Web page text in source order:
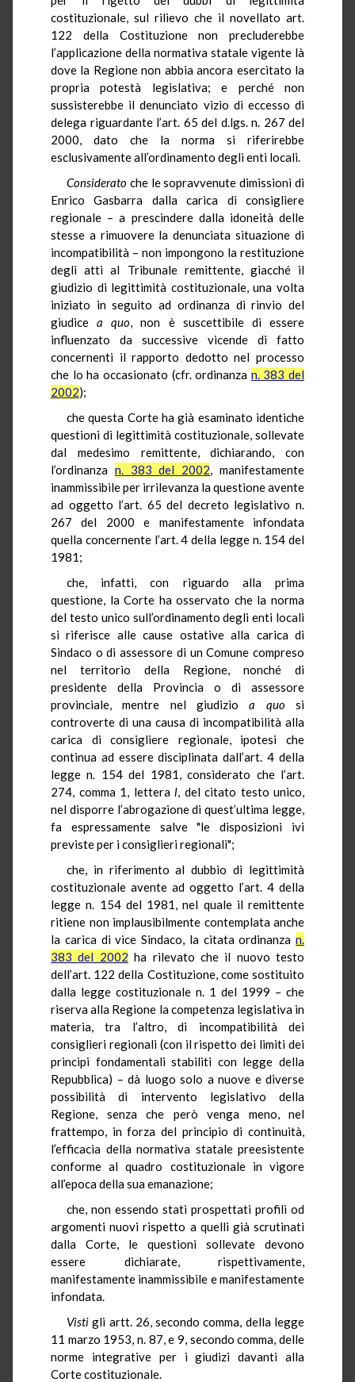
costituzionale, sul rilievo che il novellato art.
122 della Costituzione non precluderebbe
l’applicazione della normativa statale vigente là
dove la Regione non abbia ancora esercitato la
propria potestà legislativa; e perché non
sussisterebbe il denunciato vizio di eccesso di
delega riguardante l’art. 65 del d.lgs. n. 267 del
2000, dato che la norma si riferirebbe
esclusivamente all’ordinamento degli enti locali.
Considerato che le sopravvenute dimissioni di
Enrico Gasbarra dalla carica di consigliere
regionale – a prescindere dalla idoneità delle
stesse a rimuovere la denunciata situazione di
incompatibilità – non impongono la restituzione
degli atti al Tribunale remittente, giacché il
giudizio di legittimità costituzionale, una volta
iniziato in seguito ad ordinanza di rinvio del
giudicea quo, non è suscettibile di essere
influenzato da successive vicende di fatto
concernenti il rapporto dedotto nel processo
che lo ha occasionato (cfr. ordinanza n. 383 del
2002);
che questa Corte ha già esaminato identiche
questioni di legittimità costituzionale, sollevate
dal medesimo remittente, dichiarando, con
l’ordinanza n. 383 del 2002, manifestamente
inammissibile per irrilevanza la questione avente
ad oggetto l’art. 65 del decreto legislativo n.
267 del 2000 e manifestamente infondata
quella concernente l’art. 4 della legge n. 154 del
1981;
che, infatti, con riguardo alla prima
questione, la Corte ha osservato che la norma
del testo unico sull’ordinamento degli enti locali
si riferisce alle cause ostative alla carica di
Sindaco o di assessore di un Comune compreso
nel territorio della Regione, nonché di
presidente della Provincia o di assessore
provinciale, mentre nel giudizioa quosi
controverte di una causa di incompatibilità alla
carica di consigliere regionale, ipotesi che
continua ad essere disciplinata dall’art. 4 della
legge n. 154 del 1981, considerato che l’art.
274, comma 1, lettera l, del citato testo unico,
nel disporre l’abrogazione di quest’ultima legge,
fa espressamente salve "le disposizioni ivi
previste per i consiglieri regionali";
che, in riferimento al dubbio di legittimità
costituzionale avente ad oggetto l’art. 4 della
legge n. 154 del 1981, nel quale il remittente
ritiene non implausibilmente contemplata anche
la carica di vice Sindaco, la citata ordinanza n.
383 del 2002 ha rilevato che il nuovo testo
dell’art. 122 della Costituzione, come sostituito
dalla legge costituzionale n. 1 del 1999 – che
riserva alla Regione la competenza legislativa in
materia, tra l’altro, di incompatibilità dei
consiglieri regionali (con il rispetto dei limiti dei
principi fondamentali stabiliti con legge della
Repubblica) – dà luogo solo a nuove e diverse
possibilità di intervento legislativo della
Regione, senza che però venga meno, nel
frattempo, in forza del principio di continuità,
l’efficacia della normativa statale preesistente
conforme al quadro costituzionale in vigore
all’epoca della sua emanazione;
che, non essendo stati prospettati profili od
argomenti nuovi rispetto a quelli già scrutinati
dalla Corte, le questioni sollevate devono
essere dichiarate, rispettivamente,
manifestamente inammissibile e manifestamente
infondata.
Visti gli artt. 26, secondo comma, della legge
11 marzo 1953, n. 87, e 9, secondo comma, delle
norme integrative per i giudizi davanti alla
Corte costituzionale.